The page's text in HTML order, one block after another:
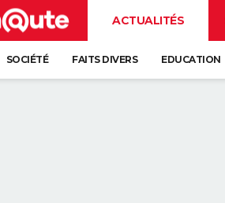
ACTUALITÉS
SOCIÉTÉ FAITS DIVERS EDUCATION